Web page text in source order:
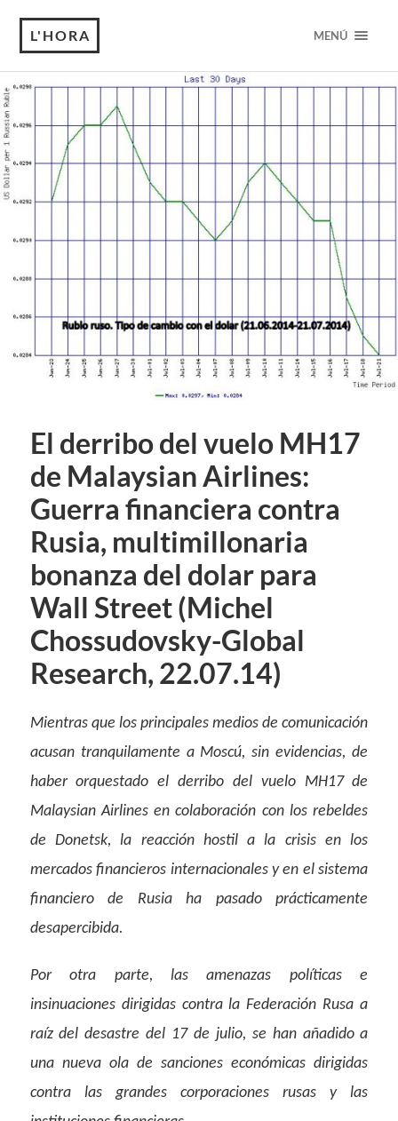
L'HORA MENÚ
El derribo del vuelo MH17
de Malaysian Airlines:
Guerra financiera contra
Rusia, multimillonaria
bonanza del dolar para
Wall Street (Michel
Chossudovsky-Global
Research, 22.07.14)
Mientras que los principales medios de comunicación
acusan tranquilamente a Moscú, sin evidencias, de
haber orquestado el derribo del vuelo MH17 de
Malaysian Airlines en colaboración con los rebeldes
de Donetsk, la reacción hostil a la crisis en los
mercados financieros internacionales y en el sistema
financiero de Rusia ha pasado prácticamente
desapercibida.
Por otra parte, las amenazas políticas e
insinuaciones dirigidas contra la Federación Rusa a
raíz del desastre del 17 de julio, se han añadido a
una nueva ola de sanciones económicas dirigidas
contra las grandes corporaciones rusas y las